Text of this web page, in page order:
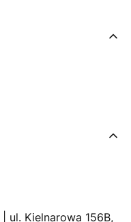
ul. Kielnarowa 156B,